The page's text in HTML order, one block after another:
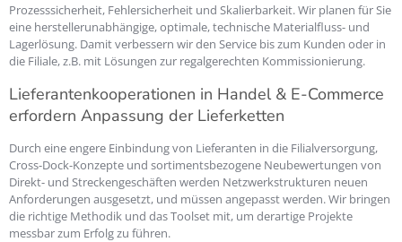
Prozesssicherheit, Fehlersicherheit und Skalier­bar­keit. Wir planen für Sie
eine herstellerunabhängige, optimale, technische Materialfluss- und
Lagerlösung. Damit verbessern wir den Service bis zum Kunden oder in
die Filiale, z.B. mit Lösungen zur regalgerechten Kommissionierung.
Lieferantenkooperationen in Handel & E-Commerce
erfordern Anpassung der Lieferketten
Durch eine engere Einbindung von Lieferanten in die Filialversorgung,
Cross-Dock-Konzepte und sortimentsbezogene Neubewertungen von
Direkt- und Streckengeschäften werden Netzwerkstrukturen neuen
Anforderungen ausgesetzt, und müssen angepasst werden. Wir bringen
die richtige Methodik und das Toolset mit, um derartige Projekte
messbar zum Erfolg zu führen.